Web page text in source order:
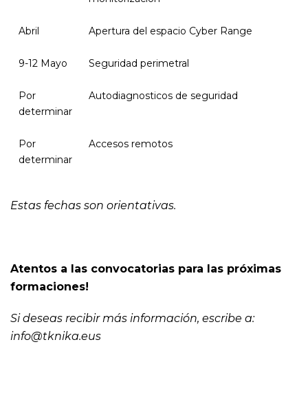
Abril Apertura del espacio Cyber Range
9-12 Mayo Seguridad perimetral
Por
determinar
Autodiagnosticos de seguridad
Por
determinar
Accesos remotos
Estas fechas son orientativas.
Atentos a las convocatorias para las próximas
formaciones!
Si deseas recibir más información, escribe a:
info@tknika.eus